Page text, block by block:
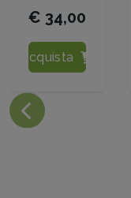
€ 34,00
Acquista